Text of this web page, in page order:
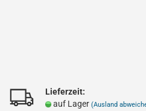
Lieferzeit:
auf Lager (Ausland